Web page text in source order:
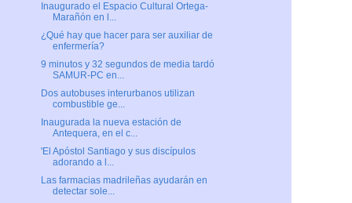
Inaugurado el Espacio Cultural Ortega-
Marañón en l...
¿Qué hay que hacer para ser auxiliar de
enfermería?
9 minutos y 32 segundos de media tardó
SAMUR-PC en...
Dos autobuses interurbanos utilizan
combustible ge...
Inaugurada la nueva estación de
Antequera, en el c...
'El Apóstol Santiago y sus discípulos
adorando a l...
Las farmacias madrileñas ayudarán en
detectar sole...